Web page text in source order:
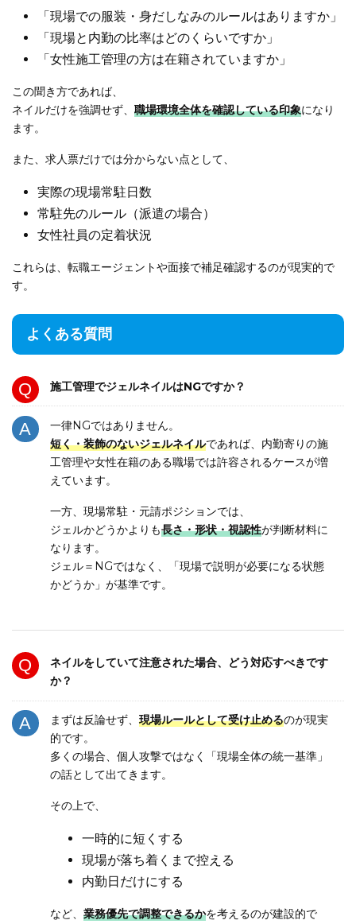
「現場での服装・身だしなみのルールはありますか」
「現場と内勤の比率はどのくらいですか」
「女性施工管理の方は在籍されていますか」
この聞き方であれば、
ネイルだけを強調せず、 職場環境全体を確認している印象になり
ます。
また、求人票だけでは分からない点として、
実際の現場常駐日数
常駐先のルール（派遣の場合）
女性社員の定着状況
これらは、転職エージェントや面接で補足確認するのが現実的で
す。
よくある質問
施工管理でジェルネイルはNGですか？
一律NGではありません。
短く・装飾のないジェルネイルであれば、内勤寄りの施
工管理や女性在籍のある職場では許容されるケースが増
えています。
一方、現場常駐・元請ポジションでは、
ジェルかどうかよりも長さ・形状・視認性が判断材料に
なります。
ジェル＝NGではなく、「現場で説明が必要になる状態
かどうか」が基準です。
ネイルをしていて注意された場合、どう対応すべきです
か？
まずは反論せず、 現場ルールとして受け止めるのが現実
的です。
多くの場合、個人攻撃ではなく「現場全体の統一基準」
の話として出てきます。
その上で、
一時的に短くする
現場が落ち着くまで控える
内勤日だけにする
など、 業務優先で調整できるかを考えるのが建設的で